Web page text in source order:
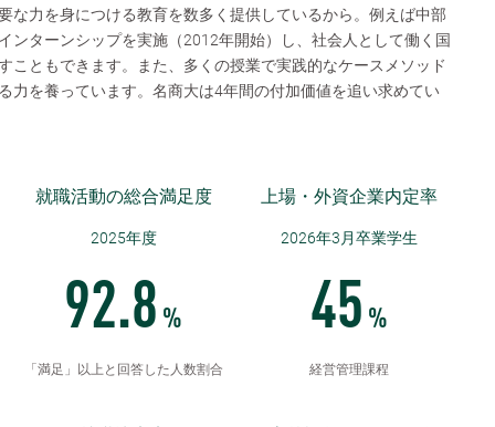
な力を身につける教育を数多く提供しているから。例えば中部
ンターンシップを実施（2012年開始）し、社会人として働く国
こともできます。また、多くの授業で実践的なケースメソッド
力を養っています。名商大は4年間の付加価値を追い求めてい
就職活動の総合満足度
2025年度
92.8 %
「満足」以上と回答した人数割合
上場・外資企業内定率
2026年3月卒業学生
45 %
経営管理課程